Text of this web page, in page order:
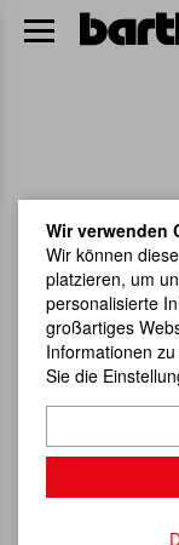
Wir verwenden
Wir können
platzieren, um
personalisierte
großartiges
Informationen
Sie die